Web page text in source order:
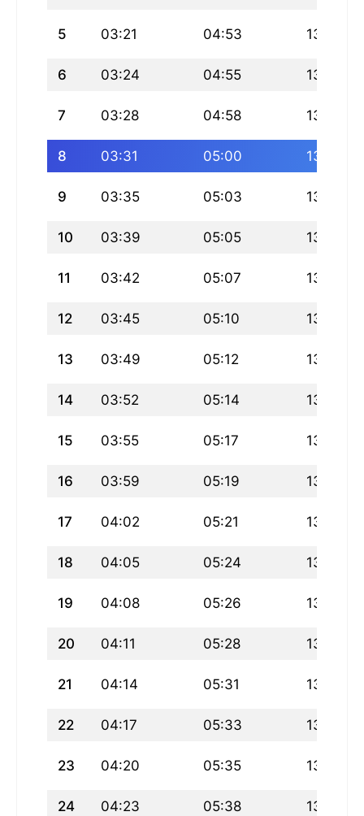
5 03:21 04:53 13:05
6 03:24 04:55 13:05
7 03:28 04:58 13:05
8 03:31 05:00 13:05
9 03:35 05:03 13:05
10 03:39 05:05 13:04
11 03:42 05:07 13:04
12 03:45 05:10 13:04
13 03:49 05:12 13:04
14 03:52 05:14 13:04
15 03:55 05:17 13:04
16 03:59 05:19 13:03
17 04:02 05:21 13:03
18 04:05 05:24 13:03
19 04:08 05:26 13:03
20 04:11 05:28 13:02
21 04:14 05:31 13:02
22 04:17 05:33 13:02
23 04:20 05:35 13:02
24 04:23 05:38 13:01